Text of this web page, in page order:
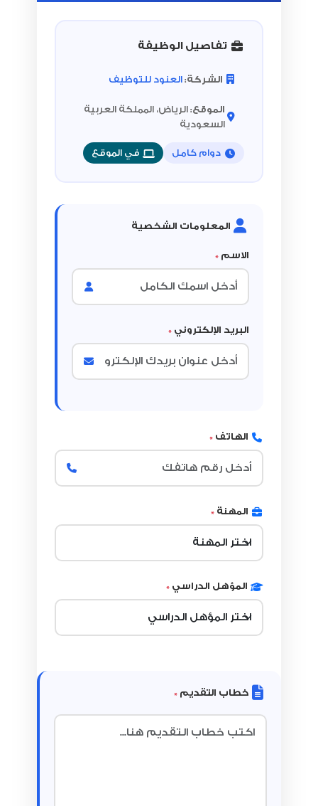
تفاصيل الوظيفة
الشركة: العنود للتوظيف
الموقع: الرياض، المملكة العربية
السعودية
دوام كامل في الموقع
المعلومات الشخصية
الاسم *
البريد الإلكتروني *
الهاتف*
المهنة*
المؤهل الدراسي *
خطاب التقديم *